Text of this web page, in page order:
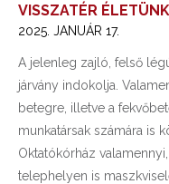
VISSZATÉR
2025. JANUÁR 17.
A jelenleg zajló, felső
járvány indokolja.
betegre, illetve a
munkatársak számára is
Oktatókórház
telephelyen is